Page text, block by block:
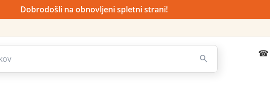
Dobrodošli na obnovljeni spletni strani!